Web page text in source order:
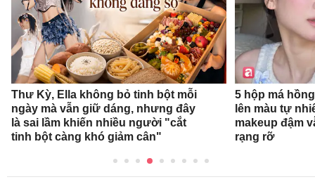
Thư Kỳ, Ella không bỏ tinh bột mỗi
ngày mà vẫn giữ dáng, nhưng đây
là sai lầm khiến nhiều người "cắt
tinh bột càng khó giảm cân"
5 hộp má
lên màu tự
makeup đậm
rạng rỡ